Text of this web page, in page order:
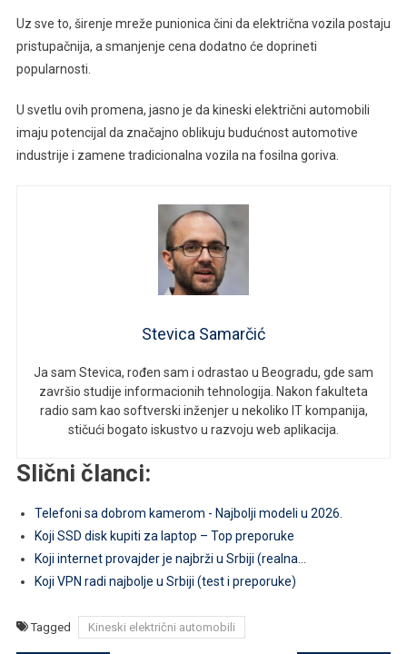
Uz sve to, širenje mreže punionica čini da električna vozila postaju
pristupačnija, a smanjenje cena dodatno će doprineti
popularnosti.
U svetlu ovih promena, jasno je da kineski električni automobili
imaju potencijal da značajno oblikuju budućnost automotive
industrije i zamene tradicionalna vozila na fosilna goriva.
Stevica Samarčić
Ja sam Stevica, rođen sam i odrastao u Beogradu, gde sam
završio studije informacionih tehnologija. Nakon fakulteta
radio sam kao softverski inženjer u nekoliko IT kompanija,
stičući bogato iskustvo u razvoju web aplikacija.
Slični članci:
Telefoni sa dobrom kamerom - Najbolji modeli u 2026.
Koji SSD disk kupiti za laptop – Top preporuke
Koji internet provajder je najbrži u Srbiji (realna…
Koji VPN radi najbolje u Srbiji (test i preporuke)
Tagged Kineski električni automobili